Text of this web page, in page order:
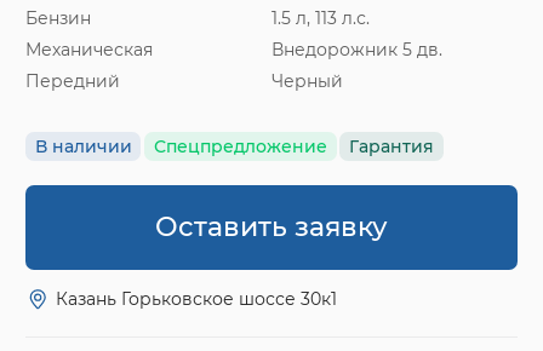
Бензин
1.5 л, 113 л.с.
Механическая
Внедорожник 5 дв.
Передний
Черный
В наличии Спецпредложение Гарантия
Оставить заявку
Казань Горьковское шоссе 30к1